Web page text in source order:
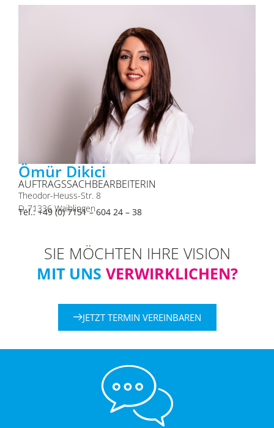
Ömür Dikici
AUFTRAGSSACHBEARBEITERIN
Theodor-Heuss-Str. 8
D-71336 Waiblingen
Tel.: +49 (0) 7151 – 604 24 – 38
SIE MÖCHTEN IHRE VISION
MIT UNS VERWIRKLICHEN?
JETZT TERMIN VEREINBAREN